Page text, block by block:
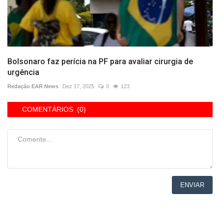
Bolsonaro faz perícia na PF para avaliar cirurgia de
urgência
Redação EAR News Dez 17, 2025 0 123
COMENTÁRIOS (0)
ENVIAR